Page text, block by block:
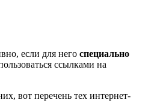
если для него специально
ссылками на
вот перечень тех интернет-